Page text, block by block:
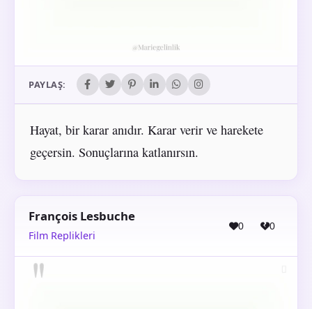
PAYLAŞ:
Hayat, bir karar anıdır. Karar verir ve harekete
geçersin. Sonuçlarına katlanırsın.
François Lesbuche
Film Replikleri
0 0